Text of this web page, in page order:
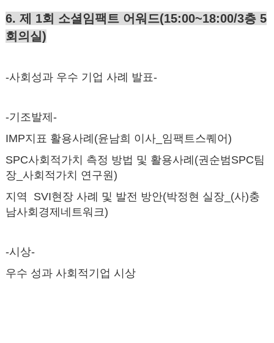
6. 제 1회 소셜임팩트 어워드(15:00~18:00/3층 5
회의실)
-사회성과 우수 기업 사례 발표-
-기조발제-
IMP지표 활용사례(윤남희 이사_임팩트스퀘어)
SPC사회적가치 측정 방법 및 활용사례(권순범SPC팀
장_사회적가치 연구원)
지역 SVI현장 사례 및 발전 방안(박정현 실장_(사)충
남사회경제네트워크)
-시상-
우수 성과 사회적기업 시상